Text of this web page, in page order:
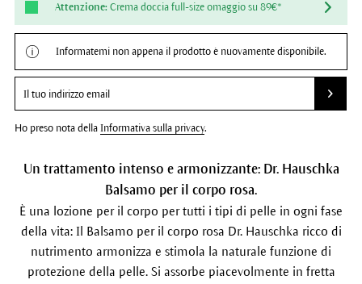
Un trattamento intenso e armonizzante: Dr. Hauschka
Balsamo per il corpo rosa.
È una lozione per il corpo per tutti i tipi di pelle in ogni fase
della vita: Il Balsamo per il corpo rosa Dr. Hauschka ricco di
nutrimento armonizza e stimola la naturale funzione di
protezione della pelle. Si assorbe piacevolmente in fretta
Attenzione: Crema doccia full-size omaggio su 89€*
Informatemi non appena il prodotto è nuovamente disponibile.
Ho preso nota della Informativa sulla privacy.